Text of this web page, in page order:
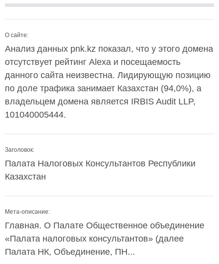
О сайте:
Анализ данных pnk.kz показал, что у этого домена
отсутствует рейтинг Alexa и посещаемость
данного сайта неизвестна. Лидирующую позицию
по доле трафика занимает Казахстан (94,0%), а
владельцем домена является IRBIS Audit LLP,
101040005444.
Заголовок:
Палата Налоговых Консультантов Республики
Казахстан
Мета-описание:
Главная. О Палате Общественное объединение
«Палата налоговых консультантов» (далее
Палата НК, Объединение, ПН...